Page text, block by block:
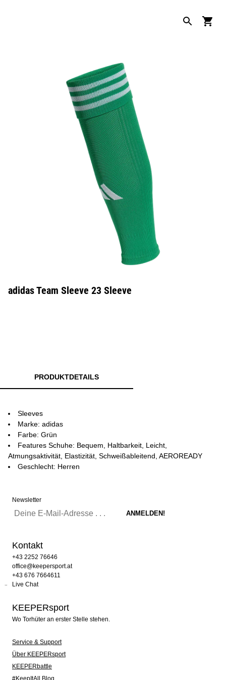
adidas Team Sleeve 23 Sleeve
PRODUKTDETAILS
Sleeves
Marke: adidas
Farbe: Grün
Features Schuhe: Bequem, Haltbarkeit, Leicht,
Atmungsaktivität, Elastizität, Schweißableitend, AEROREADY
Geschlecht: Herren
Newsletter
Kontakt
+43 2252 76646
office@keepersport.at
+43 676 7664611
Live Chat
KEEPERsport
Wo Torhüter an erster Stelle stehen.
Service & Support
Über KEEPERsport
KEEPERbattle
#KeepItAll Blog